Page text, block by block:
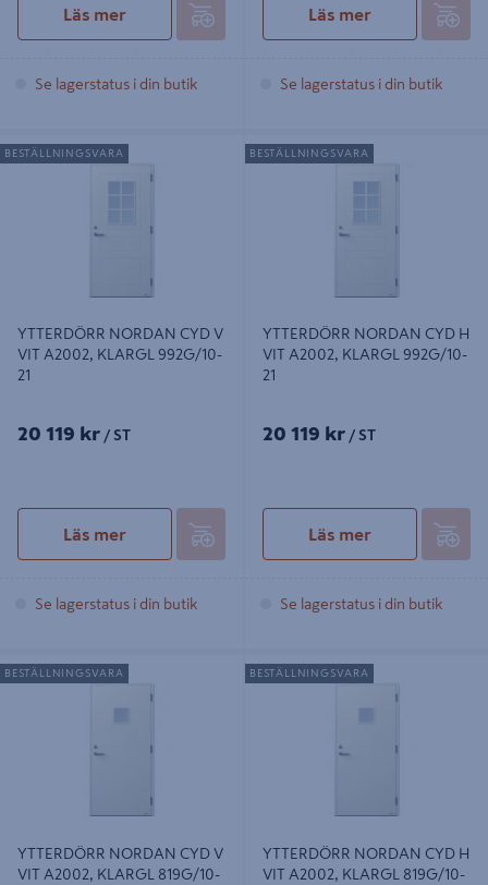
Läs mer
Se lagerstatus i din butik
Läs mer
Se lagerstatus i din butik
YTTERDÖRR NORDAN CYD V VIT
A2002, KLARGL 992G/10-21
YTTERDÖRR NORDAN CYD V
VIT A2002, KLARGL 992G/10-
21
20 119 kr / ST
Läs mer
BESTÄLLNINGSVARA
Se lagerstatus i din butik
YTTERDÖRR NORDAN CYD H VIT
A2002, KLARGL 992G/10-21
YTTERDÖRR NORDAN CYD H
VIT A2002, KLARGL 992G/10-
21
20 119 kr / ST
Läs mer
BESTÄLLNINGSVARA
Se lagerstatus i din butik
YTTERDÖRR NORDAN CYD V VIT
A2002, KLARGL 819G/10-21
YTTERDÖRR NORDAN CYD V
VIT A2002, KLARGL 819G/10-
BESTÄLLNINGSVARA
YTTERDÖRR NORDAN CYD H VIT
A2002, KLARGL 819G/10-21
YTTERDÖRR NORDAN CYD H
VIT A2002, KLARGL 819G/10-
BESTÄLLNINGSVARA